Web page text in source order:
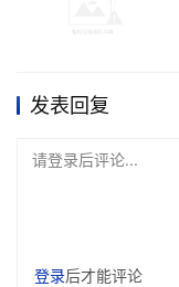
发表回复
请登录后评论...
登录后才能评论